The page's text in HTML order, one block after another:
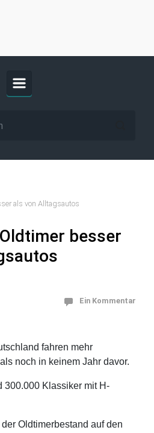
als von Alltagsautos
besser
Ein Kommentar
fahren mehr
noch in keinem Jahr davor.
300.000 Klassiker mit H-
Oldtimerbestand auf den